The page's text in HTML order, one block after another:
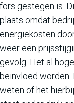
fors gestegen is.
plaats omdat
energiekosten
weer een
gevolg. Het al
beïnvloed
weten of het